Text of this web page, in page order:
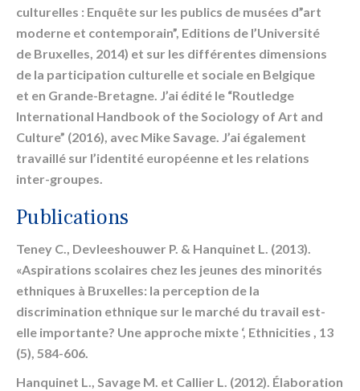
culturelles : Enquête sur les publics de musées d”art
moderne et contemporain”, Editions de l’Université
de Bruxelles, 2014) et sur les différentes dimensions
de la participation culturelle et sociale en Belgique
et en Grande-Bretagne. J’ai édité le “Routledge
International Handbook of the Sociology of Art and
Culture” (2016), avec Mike Savage. J’ai également
travaillé sur l’identité européenne et les relations
inter-groupes.
Publications
Teney C., Devleeshouwer P. & Hanquinet L. (2013).
«Aspirations scolaires chez les jeunes des minorités
ethniques à Bruxelles: la perception de la
discrimination ethnique sur le marché du travail est-
elle importante? Une approche mixte ‘, Ethnicities , 13
(5), 584-606.
Hanquinet L., Savage M. et Callier L. (2012). Élaboration